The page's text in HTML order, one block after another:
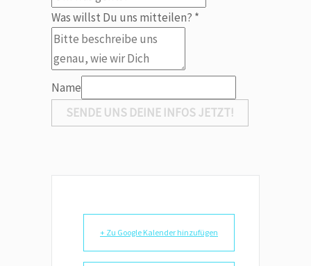
Mail
Was willst Du uns mitteilen? *
Name
SENDE UNS DEINE INFOS JETZT!
+ Zu Google Kalender hinzufügen